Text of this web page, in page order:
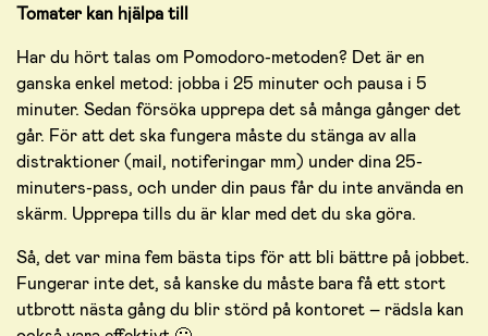
Tomater kan hjälpa till
Har du hört talas om Pomodoro-metoden? Det är en
ganska enkel metod: jobba i 25 minuter och pausa i 5
minuter. Sedan försöka upprepa det så många gånger det
går. För att det ska fungera måste du stänga av alla
distraktioner (mail, notiferingar mm) under dina 25-
minuters-pass, och under din paus får du inte använda en
skärm. Upprepa tills du är klar med det du ska göra.
Så, det var mina fem bästa tips för att bli bättre på jobbet.
Fungerar inte det, så kanske du måste bara få ett stort
utbrott nästa gång du blir störd på kontoret – rädsla kan